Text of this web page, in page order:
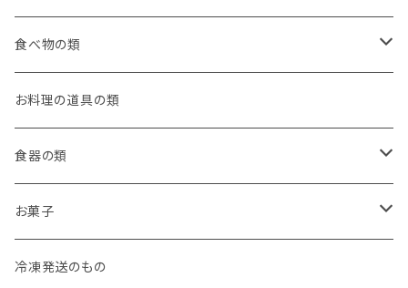
食べ物の類
ごはんのお供
本格中華！
デザート
お漬物
お菓子
お料理の道具の類
食器の類
コーヒーカップ
お菓子
中華菓子
冷凍発送のもの